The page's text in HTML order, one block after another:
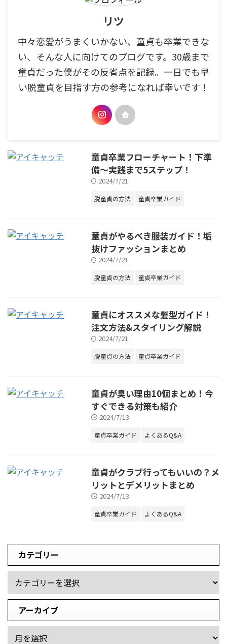
リツ
中々恋愛がうまくいかない、童貞も卒業できな
い、そんな人に向けてのブログです。30歳まで
童貞だった僕がその反省点を記録。一日でも早
い脱童貞を目指す方の参考になれば幸いです！
童貞卒業フローチャート！下準
備～実践まで5ステップ！
2024/7/21
脱童貞の方法 童貞卒業ガイド
童貞がやるべき服装ガイド！垢
抜けファッションまとめ
2024/7/21
脱童貞の方法 童貞卒業ガイド
童貞にオススメな髪型ガイド！
注文方法&スタイリング解説
2024/7/21
脱童貞の方法 童貞卒業ガイド
童貞が臭い理由10個まとめ！今
すぐできる対策も紹介
2024/7/13
童貞卒業ガイド よくあるQ&A
童貞がクラブ行ってもいいの？メ
リットとデメリットまとめ
2024/7/13
童貞卒業ガイド よくあるQ&A
カテゴリー
アーカイブ